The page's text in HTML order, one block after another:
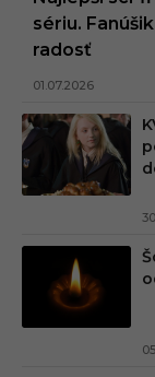
sériu.
radosť
01.07.2026